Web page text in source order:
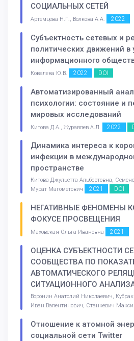
СОЦИАЛЬНЫХ СЕТЕЙ
Артемцева Н.Г., Волкова А.А. 2022
Субъектность сетевых и
политических движений в
информационного
Ковалева Ю.В. 2022 DOI
Автоматизированный
психологии: состояние и
мировых исследований
Китова Д.А., Журавлев А.Л. 2022
Динамика интереса к
инфекции в
пространстве
Китова Джульетта Альбертовна,
Мурат Магометович
2021 DOI
НЕГАТИВНЫЕ ФЕНОМЕНЫ
ФОКУСЕ ПРОСВЕЩЕНИЯ
Маховская Ольга Ивановна 2021
ОЦЕНКА СУБЪЕКТНОСТИ
СООБЩЕСТВА ПО
АВТОМАТИЧЕСКОГО
СИТУАЦИОННОГО
Воронин Анатолий Николаевич,
Иван Валентинович, Станкевич
Отношение к атомной
социальной сети Twitter